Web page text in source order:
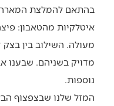
בהתאם להמלצת
איטלקיות מהטאבון:
מעולה. השילוב בין בצק
מדויק בשניהם. שבענו
נוספות.
המזל שלנו שבצפצוף